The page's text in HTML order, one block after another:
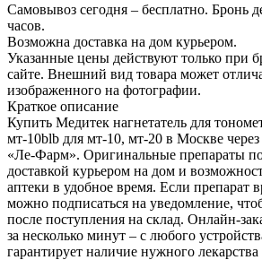
Самовывоз сегодня – бесплатно. Бронь
часов.
Возможна доставка на дом курьером.
Указанные цены действуют только при
сайте. Внешний вид товара может
изображенного на фотографии.
Краткое описание
Купить Медитек нагнетатель для
мт-10blb для мт-10, мт-20 в Москве через
«Ле-Фарм». Оригинальные препараты
доставкой курьером на дом и
аптеки в удобное время. Если препарат
можно подписаться на уведомление,
после поступления на склад. Онлайн-
за несколько минут – с любого
гарантирует наличие нужного лекарства